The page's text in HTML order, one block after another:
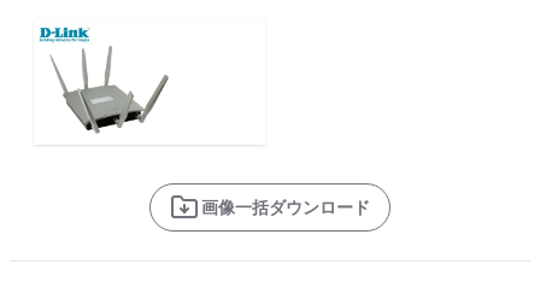
画像一括ダウンロード